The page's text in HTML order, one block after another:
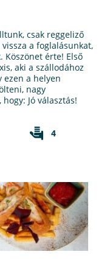
csak reggeliző
a foglalásunkat,
érte! Első
aki a szállodához
a helyen
nagy
Jó választás!
4